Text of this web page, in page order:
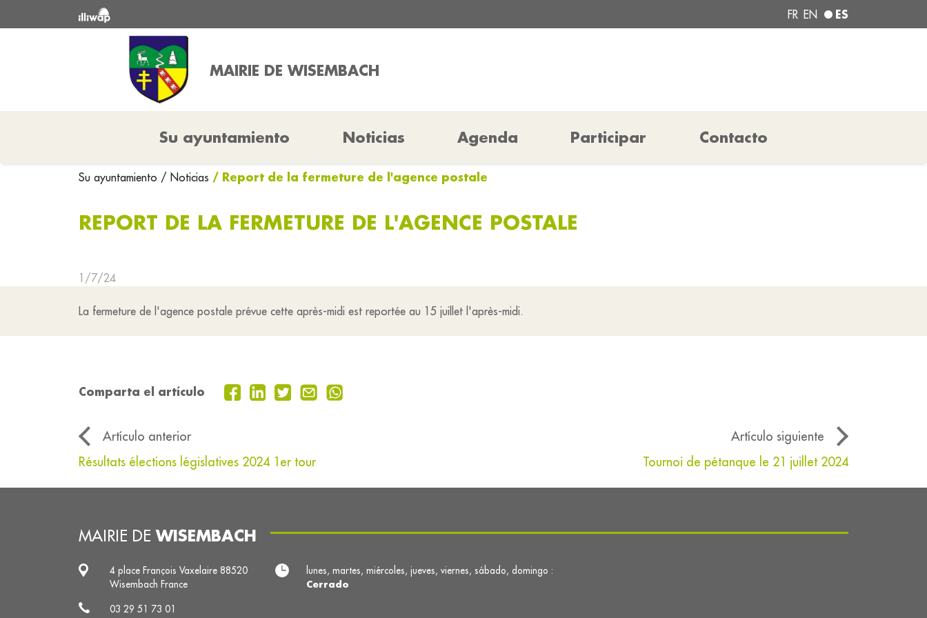
FR EN ES
MAIRIE DE WISEMBACH
Su ayuntamiento Noticias Agenda Participar Contacto
Su ayuntamiento / Noticias / Report de la fermeture de l'agence postale
REPORT DE LA FERMETURE DE L'AGENCE POSTALE
1/7/24
La fermeture de l'agence postale prévue cette après-midi est reportée au 15 juillet l'après-midi.
Comparta el artículo
Artículo anterior
Artículo siguiente
Résultats élections législatives 2024 1er tour
Tournoi de pétanque le 21 juillet 2024
MAIRIE DEWISEMBACH
4 place François Vaxelaire 88520
Wisembach France
03 29 51 73 01
lunes, martes, miércoles, jueves, viernes, sábado, domingo :
Cerrado